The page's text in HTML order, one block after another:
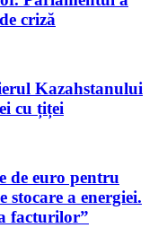
criză
Kazahstanului
cu țiței
de euro pentru
stocare a energiei.
facturilor”